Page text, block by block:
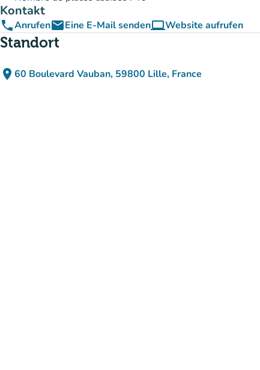
Kontakt
phoneAnrufenemailEine E-Mail sendencomputerWebsite aufrufen
(new tab)
Standort
place 60 Boulevard Vauban, 59800 Lille, France
(in Google Maps öffnen)
(new tab)